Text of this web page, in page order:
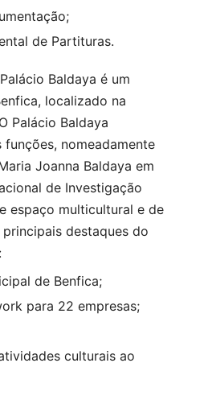
de Partituras.
Baldaya é um
localizado na
Palácio Baldaya
funções, nomeadamente
Joanna Baldaya em
de Investigação
espaço multicultural e de
destaques do
de Benfica;
para 22 empresas;
culturais ao